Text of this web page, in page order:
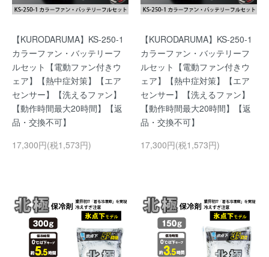
【KURODARUMA】KS-250-1
カラーファン・バッテリーフ
ルセット【電動ファン付きウ
ェア】【熱中症対策】【エア
センサー】【洗えるファン】
【動作時間最大20時間】【返
品・交換不可】
17,300円(税1,573円)
【KURODARUMA】KS-250-1
カラーファン・バッテリーフ
ルセット【電動ファン付きウ
ェア】【熱中症対策】【エア
センサー】【洗えるファン】
【動作時間最大20時間】【返
品・交換不可】
17,300円(税1,573円)